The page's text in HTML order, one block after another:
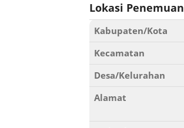
Lokasi Penemuan
Kabupaten/Kota
Kecamatan
Desa/Kelurahan
Alamat